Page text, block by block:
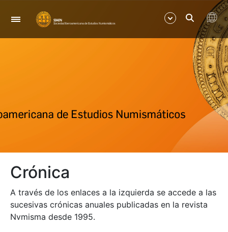
Navigation
Show/Hide
Show/Hide
Crónica
A través de los enlaces a la izquierda se accede a las
sucesivas crónicas anuales publicadas en la revista
Nvmisma desde 1995.